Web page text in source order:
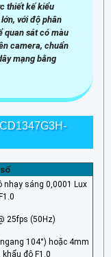
thiết kế kiểu
với độ phân
quan sát có màu
camera, chuẩn
mạng bằng
nhạy sáng 0,0001 Lux
25fps (50Hz)
104°) hoặc 4mm
khẩu độ F1.0